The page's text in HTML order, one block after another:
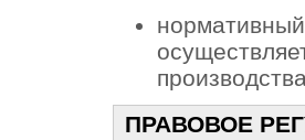
ПРАВОВОЕ